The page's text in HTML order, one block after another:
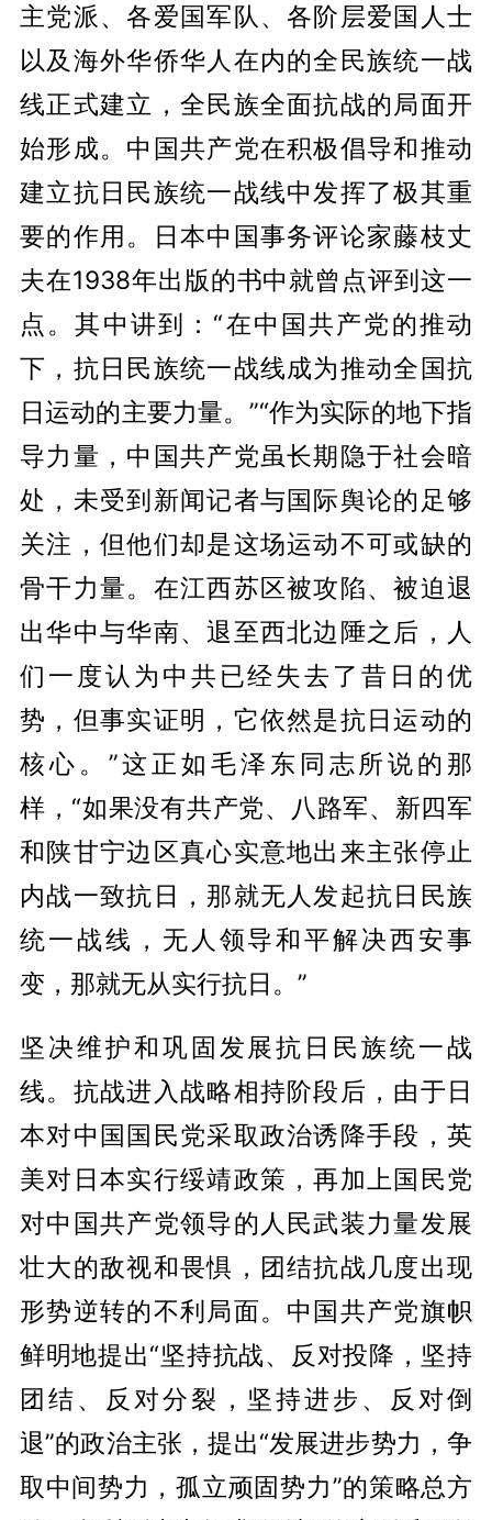
主党派、各爱国军队、各阶层爱国人士
以及海外华侨华人在内的全民族统一战
线正式建立，全民族全面抗战的局面开
始形成。中国共产党在积极倡导和推动
建立抗日民族统一战线中发挥了极其重
要的作用。日本中国事务评论家藤枝丈
夫在1938年出版的书中就曾点评到这一
点。其中讲到：“在中国共产党的推动
下，抗日民族统一战线成为推动全国抗
日运动的主要力量。”“作为实际的地下指
导力量，中国共产党虽长期隐于社会暗
处，未受到新闻记者与国际舆论的足够
关注，但他们却是这场运动不可或缺的
骨干力量。在江西苏区被攻陷、被迫退
出华中与华南、退至西北边陲之后，人
们一度认为中共已经失去了昔日的优
势，但事实证明，它依然是抗日运动的
核心。”这正如毛泽东同志所说的那
样，“如果没有共产党、八路军、新四军
和陕甘宁边区真心实意地出来主张停止
内战一致抗日，那就无人发起抗日民族
统一战线，无人领导和平解决西安事
变，那就无从实行抗日。”
坚决维护和巩固发展抗日民族统一战
线。抗战进入战略相持阶段后，由于日
本对中国国民党采取政治诱降手段，英
美对日本实行绥靖政策，再加上国民党
对中国共产党领导的人民武装力量发展
壮大的敌视和畏惧，团结抗战几度出现
形势逆转的不利局面。中国共产党旗帜
鲜明地提出“坚持抗战、反对投降，坚持
团结、反对分裂，坚持进步、反对倒
退”的政治主张，提出“发展进步势力，争
取中间势力，孤立顽固势力”的策略总方